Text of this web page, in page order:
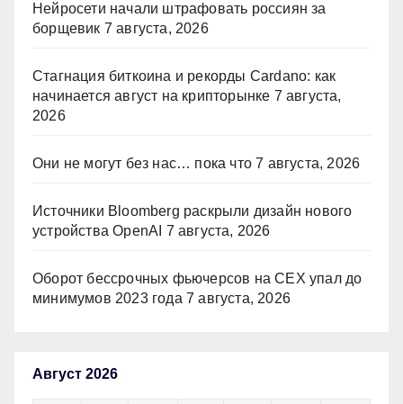
Нейросети начали штрафовать россиян за
борщевик 7 августа, 2026
Стагнация биткоина и рекорды Cardano: как
начинается август на крипторынке 7 августа,
2026
Они не могут без нас… пока что 7 августа, 2026
Источники Bloomberg раскрыли дизайн нового
устройства OpenAI 7 августа, 2026
Оборот бессрочных фьючерсов на CEX упал до
минимумов 2023 года 7 августа, 2026
Август 2026